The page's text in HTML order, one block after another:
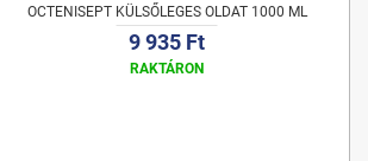
OCTENISEPT KÜLSŐLEGES OLDAT 1000 ML
9 935 Ft
RAKTÁRON